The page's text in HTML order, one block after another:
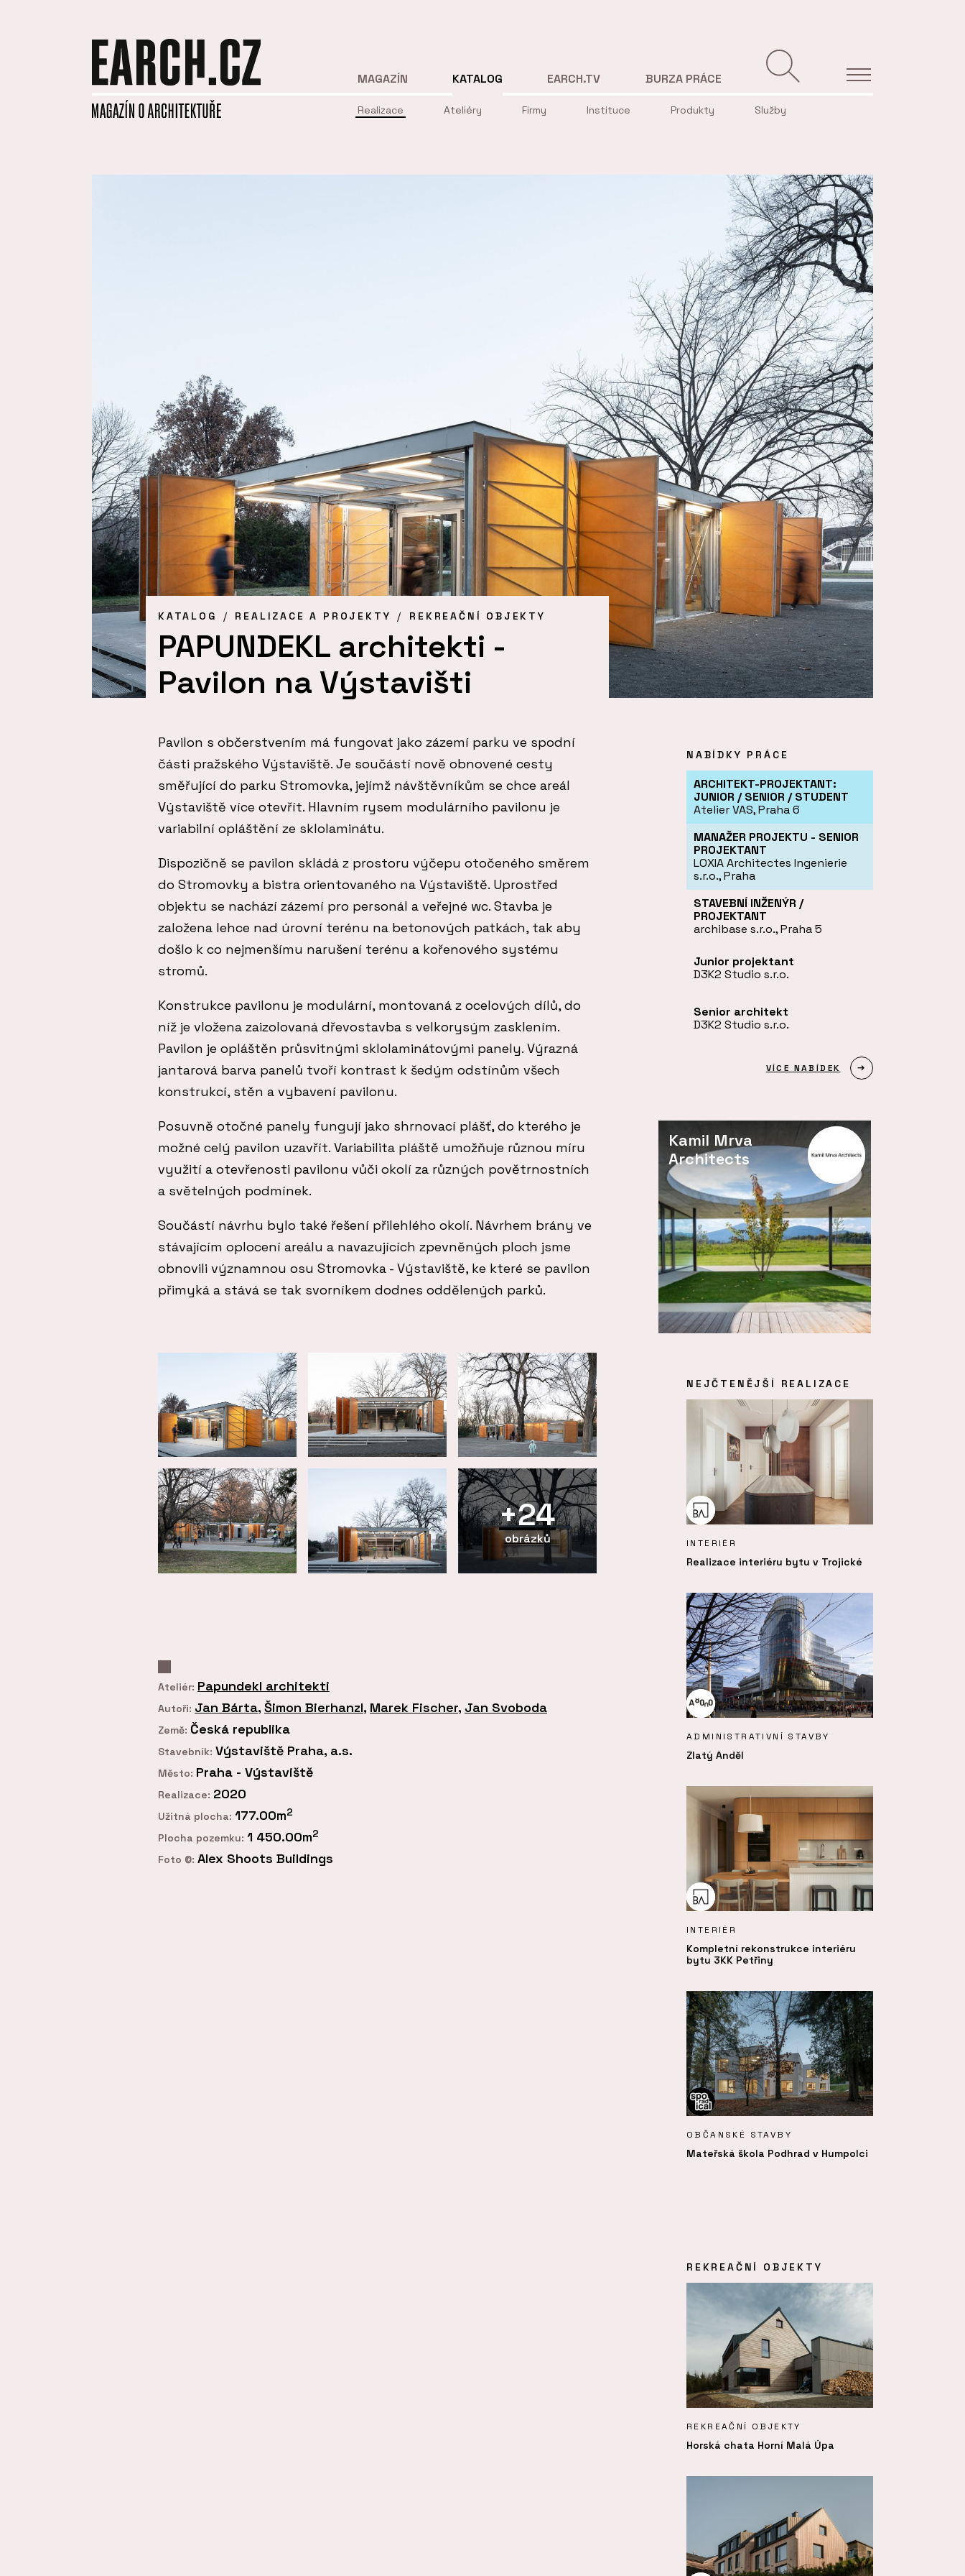
MAGAZÍN KATALOG
Realizace Ateliéry Firmy Instituce Produkty Služby
EARCH.TV BURZA PRÁCE
KATALOG REALIZACE A PROJEKTY REKREAČNÍ OBJEKTY
PAPUNDEKL architekti -
Pavilon na Výstavišti
Pavilon s občerstvením má fungovat jako zázemí parku ve spodní
části pražského Výstaviště. Je součástí nově obnovené cesty
směřující do parku Stromovka, jejímž návštěvníkům se chce areál
Výstaviště více otevřít. Hlavním rysem modulárního pavilonu je
variabilní opláštění ze sklolaminátu.
Dispozičně se pavilon skládá z prostoru výčepu otočeného směrem
do Stromovky a bistra orientovaného na Výstaviště. Uprostřed
objektu se nachází zázemí pro personál a veřejné wc. Stavba je
založena lehce nad úrovní terénu na betonových patkách, tak aby
došlo k co nejmenšímu narušení terénu a kořenového systému
stromů.
Konstrukce pavilonu je modulární, montovaná z ocelových dílů, do
níž je vložena zaizolovaná dřevostavba s velkorysým zasklením.
Pavilon je opláštěn průsvitnými sklolaminátovými panely. Výrazná
jantarová barva panelů tvoří kontrast k šedým odstínům všech
konstrukcí, stěn a vybavení pavilonu.
Posuvně otočné panely fungují jako shrnovací plášť, do kterého je
možné celý pavilon uzavřít. Variabilita pláště umožňuje různou míru
využití a otevřenosti pavilonu vůči okolí za různých povětrnostních
a světelných podmínek.
Součástí návrhu bylo také řešení přilehlého okolí. Návrhem brány ve
stávajícím oplocení areálu a navazujících zpevněných ploch jsme
obnovili významnou osu Stromovka - Výstaviště, ke které se pavilon
přimyká a stává se tak svorníkem dodnes oddělených parků.
+24
obrázků
Ateliér: Papundekl architekti
Autoři: Jan Bárta, Šimon Bierhanzl, Marek Fischer, Jan Svoboda
Země: Česká republika
Stavebník: Výstaviště Praha, a.s.
Město: Praha - Výstaviště
Realizace: 2020
Užitná plocha: 177.00m2
Plocha pozemku: 1 450.00m2
Foto ©: Alex Shoots Buildings
NABÍDKY PRÁCE
ARCHITEKT-PROJEKTANT:
JUNIOR / SENIOR / STUDENT
Atelier VAS, Praha 6
MANAŽER PROJEKTU - SENIOR
PROJEKTANT
LOXIA Architectes Ingenierie
s.r.o., Praha
STAVEBNÍ INŽENÝR /
PROJEKTANT
archibase s.r.o., Praha 5
Junior projektant
D3K2 Studio s.r.o.
Senior architekt
D3K2 Studio s.r.o.
VÍCE NABÍDEK
Kamil Mrva
Architects
NEJČTENĚJŠÍ REALIZACE
INTERIÉR
Realizace interiéru bytu v Trojické
ADMINISTRATIVNÍ STAVBY
Zlatý Anděl
INTERIÉR
Kompletní rekonstrukce interiéru
bytu 3KK Petřiny
OBČANSKÉ STAVBY
Mateřská škola Podhrad v Humpolci
REKREAČNÍ OBJEKTY
REKREAČNÍ OBJEKTY
Horská chata Horní Malá Úpa